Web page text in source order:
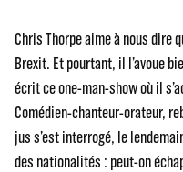
Chris Thorpe aime à nous dire
Brexit. Et pourtant, il l’avoue
écrit ce one-man-show où il
Comédien-chanteur-orateur,
jus s’est interrogé, le
des nationalités : peut-on